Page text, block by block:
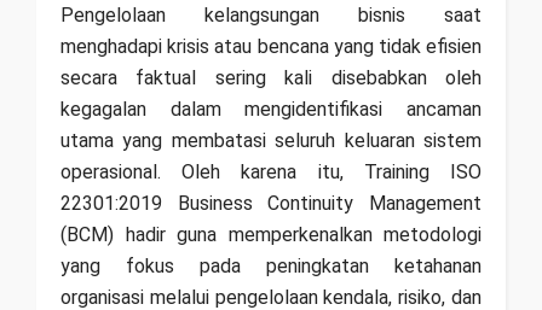
Pengelolaan kelangsungan bisnis saat
menghadapi krisis atau bencana yang tidak efisien
secara faktual sering kali disebabkan oleh
kegagalan dalam mengidentifikasi ancaman
utama yang membatasi seluruh keluaran sistem
operasional. Oleh karena itu, Training ISO
22301:2019 Business Continuity Management
(BCM) hadir guna memperkenalkan metodologi
yang fokus pada peningkatan ketahanan
organisasi melalui pengelolaan kendala, risiko, dan